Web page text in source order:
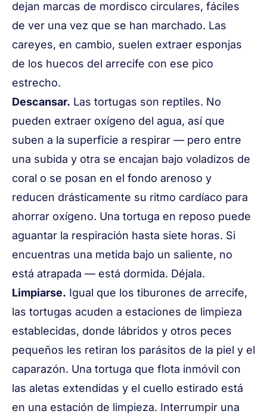
dejan marcas de mordisco circulares, fáciles
de ver una vez que se han marchado. Las
careyes, en cambio, suelen extraer esponjas
de los huecos del arrecife con ese pico
estrecho.
Descansar. Las tortugas son reptiles. No
pueden extraer oxígeno del agua, así que
suben a la superficie a respirar — pero entre
una subida y otra se encajan bajo voladizos de
coral o se posan en el fondo arenoso y
reducen drásticamente su ritmo cardíaco para
ahorrar oxígeno. Una tortuga en reposo puede
aguantar la respiración hasta siete horas. Si
encuentras una metida bajo un saliente, no
está atrapada — está dormida. Déjala.
Limpiarse. Igual que los tiburones de arrecife,
las tortugas acuden a estaciones de limpieza
establecidas, donde lábridos y otros peces
pequeños les retiran los parásitos de la piel y el
caparazón. Una tortuga que flota inmóvil con
las aletas extendidas y el cuello estirado está
en una estación de limpieza. Interrumpir una